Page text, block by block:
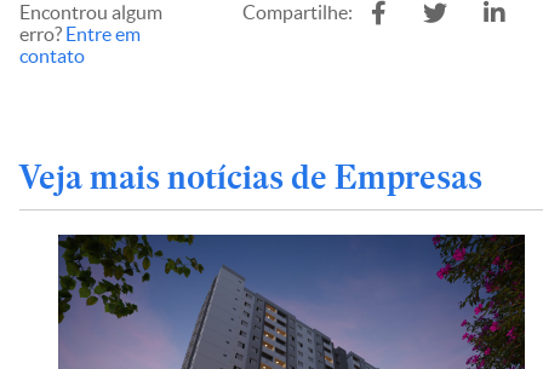
Encontrou algum
erro? Entre em
contato
Compartilhe:
Veja mais notícias de Empresas